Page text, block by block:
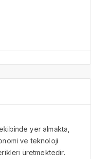
yer almakta,
ve teknoloji
üretmektedir.